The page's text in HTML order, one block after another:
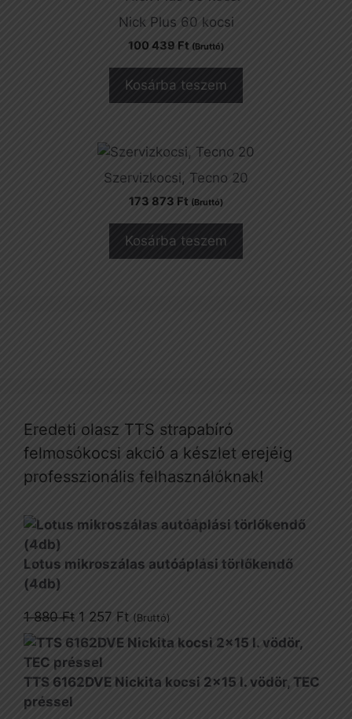
Nick Plus 60 kocsi
100 439 Ft (Bruttó)
Kosárba teszem
Szervizkocsi, Tecno 20
173 873 Ft (Bruttó)
Kosárba teszem
Eredeti olasz TTS strapabíró
felmosókocsi akció a készlet erejéig
professzionális felhasználóknak!
Lotus mikroszálas autóáplási törlőkendő
(4db)
1 880Ft Original
price
was:
1
1 257 FtCurrent
price
(Bruttó)
TTS 6162DVE Nickita kocsi 2x15 l. vödör, TEC
préssel